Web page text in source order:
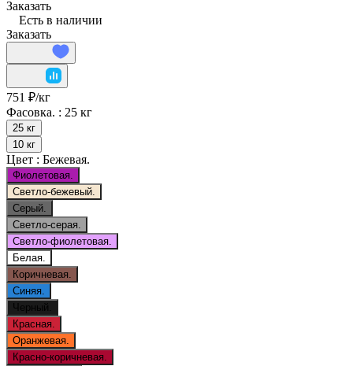
Заказать
Есть в наличии
Заказать
751 ₽/кг
Фасовка. : 25 кг
25 кг
10 кг
Цвет : Бежевая.
Фиолетовая.
Светло-бежевый.
Серый.
Светло-серая.
Светло-фиолетовая.
Белая.
Коричневая.
Синяя.
Черный.
Красная.
Оранжевая.
Красно-коричневая.